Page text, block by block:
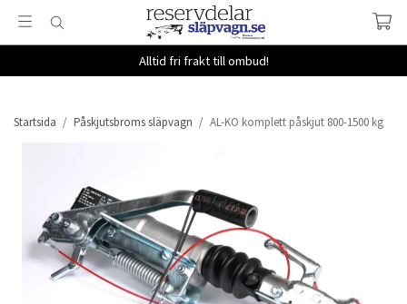
Alltid fri frakt till ombud!
Startsida / Påskjutsbroms släpvagn / AL-KO komplett påskjut 800-1500 kg